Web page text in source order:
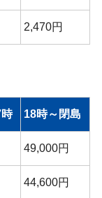
2,470円
18時～閉島
49,000円
44,600円